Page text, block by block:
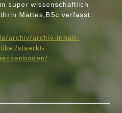
super wissenschaftlich
Mattes,BSc verfasst.
archiv/archiv-inhalt-
staerkt-